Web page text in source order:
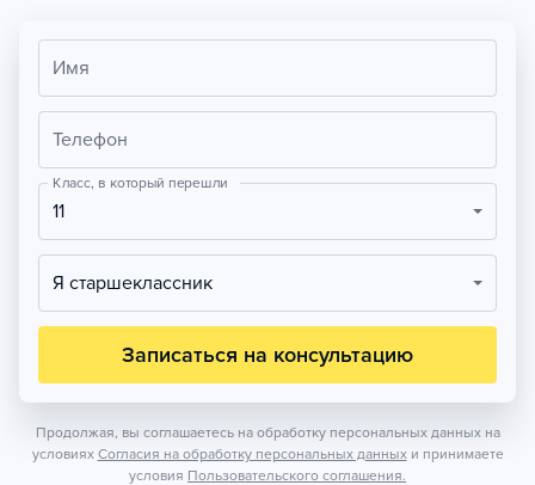
Имя
Телефон
Класс, в который перешли
11
Я старшеклассник
Записаться на консультацию
Продолжая, вы соглашаетесь на обработку персональных данных на
условиях Согласия на обработку персональных данных и принимаете
условия Пользовательского соглашения.